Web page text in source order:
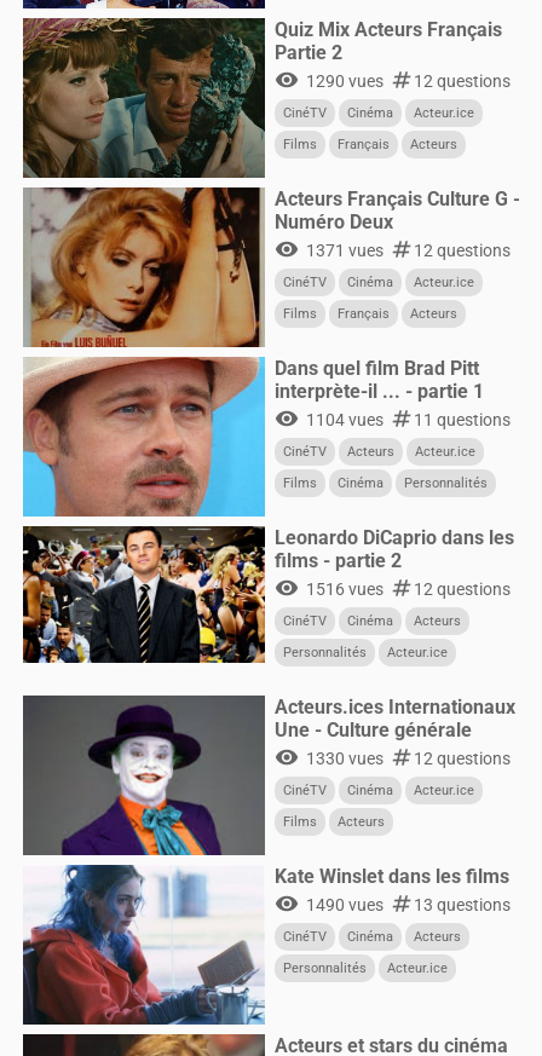
Quiz Mix Acteurs Français
Partie 2
visibility 1290 vues numbers12 questions
CinéTV Cinéma
Acteur.ice
Films
Français Acteurs
Acteurs Français Culture G -
Numéro Deux
visibility 1371 vues numbers12 questions
CinéTV Cinéma
Acteur.ice
Films
Français Acteurs
Dans quel film Brad Pitt
interprète-il ... - partie 1
visibility 1104 vues numbers11 questions
CinéTV Acteurs
Acteur.ice
Films
Cinéma Personnalités
Leonardo DiCaprio dans les
films - partie 2
visibility 1516 vues numbers12 questions
CinéTV Cinéma
Acteurs
Personnalités
Acteur.ice
Acteurs.ices Internationaux
Une - Culture générale
visibility 1330 vues numbers12 questions
CinéTV Cinéma
Acteur.ice
Films
Acteurs
Kate Winslet dans les films
visibility 1490 vues numbers13 questions
CinéTV Cinéma
Acteurs
Personnalités
Acteur.ice
Acteurs et stars du cinéma